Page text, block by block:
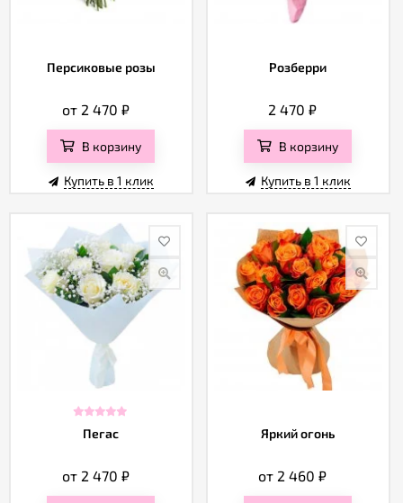
Персиковые розы
от 2 470 ₽
В корзину
Купить в 1 клик
Розберри
2 470₽
В корзину
Купить в 1 клик
Пегас
от 2 470 ₽
Яркий огонь
от 2 460₽